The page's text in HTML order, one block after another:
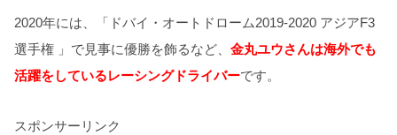
2020年には、「ドバイ・オートドローム2019-2020 アジアF3
選手権 」で見事に優勝を飾るなど、 金丸ユウさんは海外でも
活躍をしているレーシングドライバーです。
スポンサーリンク